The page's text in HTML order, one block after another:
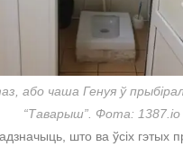
або чаша Генуя ў
“Таварыш”. Фота: 1387.io
што ва ўсіх гэтых